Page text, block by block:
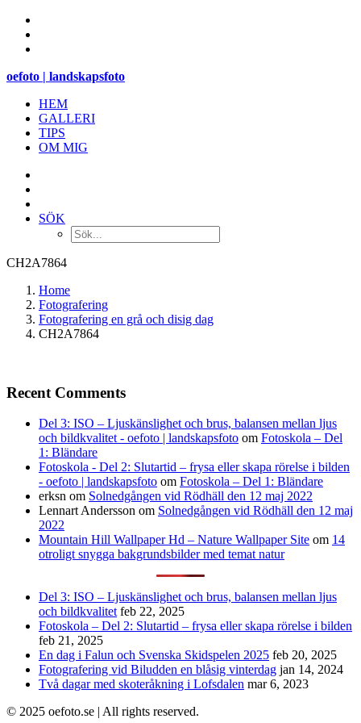
oefoto | landskapsfoto
HEM
GALLERI
TIPS
OM MIG
SÖK
CH2A7864
Home
Fotografering
Fotografering en grå och disig dag
CH2A7864
Recent Comments
Del 3: ISO – Ljuskänslighet och brus, balansen mellan ljus
och bildkvalitet - oefoto | landskapsfoto om Fotoskola – Del
1: Bländare
Fotoskola - Del 2: Slutartid – frysa eller skapa rörelse i bilden
- oefoto | landskapsfoto om Fotoskola – Del 1: Bländare
erksn om Solnedgången vid Rödhäll den 12 maj 2022
Lennart Andersson om Solnedgången vid Rödhäll den 12 maj
2022
Mountain Hill Wallpaper Hd – Nature Wallpaper Site om 14
otroligt snygga bakgrundsbilder med temat natur
Del 3: ISO – Ljuskänslighet och brus, balansen mellan ljus
och bildkvalitet feb 22, 2025
Fotoskola – Del 2: Slutartid – frysa eller skapa rörelse i bilden
feb 21, 2025
En dag i Falun och Svenska Skidspelen 2025 feb 20, 2025
Fotografering vid Biludden en blåsig vinterdag jan 14, 2024
Två dagar med skoteråkning i Lofsdalen mar 6, 2023
© 2025 oefoto.se | All rights reserved.